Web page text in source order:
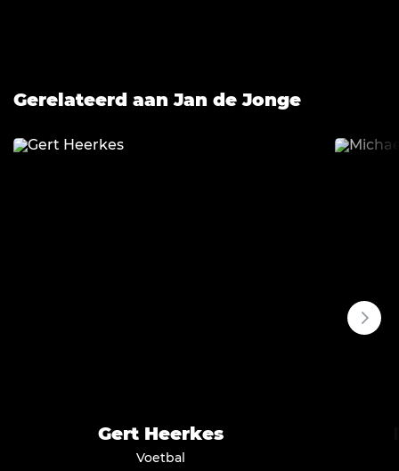
Gerelateerd aan Jan de Jonge
Gert Heerkes
Voetbal